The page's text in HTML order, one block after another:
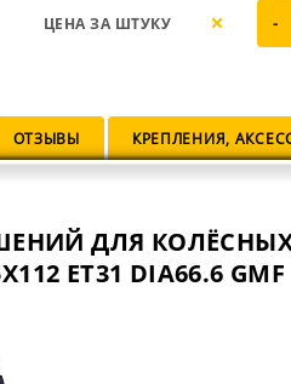
ЦЕНА ЗА ШТУКУ -
ОТЗЫВЫ КРЕПЛЕНИЯ,
ДЛЯ
ET31 DIA66.6 GMF